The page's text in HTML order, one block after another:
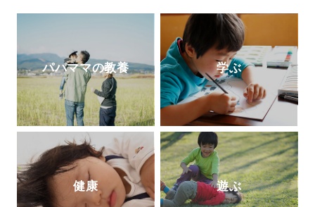
成にも携わっている。
また、義母を看取った経験をもとに、人生
折り返し地点からのライフマネジメント術
AgeWellLiving を立ち上げ、活動の場を広げ
ている）
公式ホームページ
ブログ 「SMART STORAGE!」
パパママの教養 学ぶ
健康 遊ぶ